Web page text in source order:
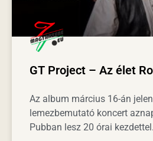
GT Project – Az élet
Az album március 16-án
lemezbemutató koncert
Pubban lesz 20 órai kezdettel.